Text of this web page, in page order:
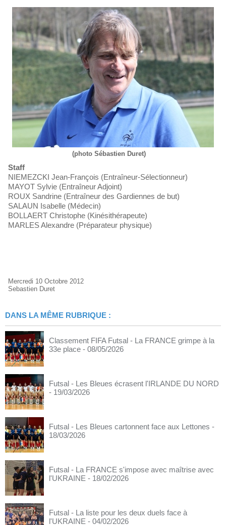
(photo Sébastien Duret)
Staff
NIEMEZCKI Jean-François (Entraîneur-Sélectionneur)
MAYOT Sylvie (Entraîneur Adjoint)
ROUX Sandrine (Entraîneur des Gardiennes de but)
SALAUN Isabelle (Médecin)
BOLLAERT Christophe (Kinésithérapeute)
MARLES Alexandre (Préparateur physique)
Mercredi 10 Octobre 2012
Sebastien Duret
DANS LA MÊME RUBRIQUE :
Classement FIFA Futsal - La FRANCE grimpe à la
33e place - 08/05/2026
Futsal - Les Bleues écrasent l'IRLANDE DU NORD
- 19/03/2026
Futsal - Les Bleues cartonnent face aux Lettones -
18/03/2026
Futsal - La FRANCE s'impose avec maîtrise avec
l'UKRAINE - 18/02/2026
Futsal - La liste pour les deux duels face à
l'UKRAINE - 04/02/2026